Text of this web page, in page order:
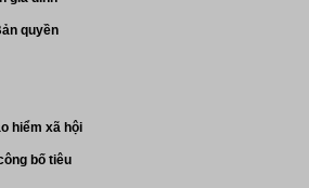
quyền
hiểm xã hội
bố tiêu